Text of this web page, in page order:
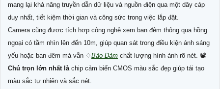
mang lại khả năng truyền dẫn dữ liệu và nguồn điện qua một dây cáp
duy nhất, tiết kiệm thời gian và công sức trong việc lắp đặt.
Camera cũng được tích hợp công nghệ xem ban đêm thông qua hồng
ngoại có tầm nhìn lên đến 10m, giúp quan sát trong điều kiện ánh sáng
yếu hoặc ban đêm mà vẫn ♢Bảo Đảm chất lượng hình ảnh rõ nét. 📽
Chú trọn lớn nhất là chip cảm biến CMOS màu sắc đẹp giúp tái tạo
màu sắc tự nhiên và sắc nét.